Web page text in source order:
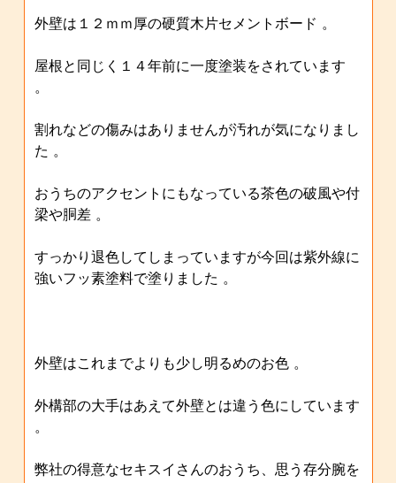
外壁は１２ｍｍ厚の硬質木片セメントボード 。
屋根と同じく１４年前に一度塗装をされています
。
割れなどの傷みはありませんが汚れが気になりまし
た 。
おうちのアクセントにもなっている茶色の破風や付
梁や胴差 。
すっかり退色してしまっていますが今回は紫外線に
強いフッ素塗料で塗りました 。
外壁はこれまでよりも少し明るめのお色 。
外構部の大手はあえて外壁とは違う色にしています
。
弊社の得意なセキスイさんのおうち、思う存分腕を